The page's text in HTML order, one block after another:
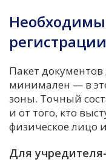
регистрации
Пакет
минимален — в
зоны. Точный
и от того, кто
физическое лицо
Для